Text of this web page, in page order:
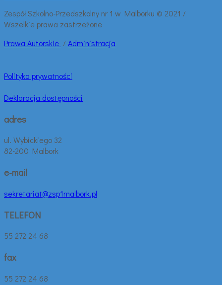
Zespół Szkolno-Przedszkolny nr 1 w Malborku © 2021 /
Wszelkie prawa zastrzeżone
Prawa Autorskie /Administracja
Polityka prywatności
Deklaracja dostępności
adres
ul. Wybickiego 32
82-200 Malbork
e-mail
sekretariat@zsp1malbork.pl
TELEFON
55 272 24 68
fax
55 272 24 68